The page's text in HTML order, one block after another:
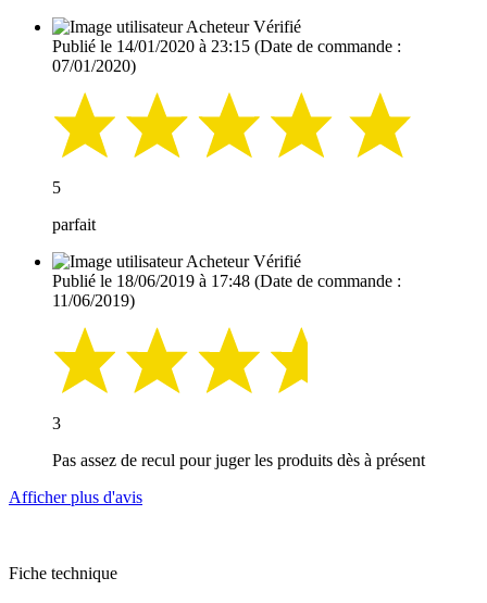
Acheteur Vérifié
Publié le 14/01/2020 à 23:15 (Date de commande :
07/01/2020)
5
parfait
Acheteur Vérifié
Publié le 18/06/2019 à 17:48 (Date de commande :
11/06/2019)
3
Pas assez de recul pour juger les produits dès à présent
Afficher plus d'avis
Fiche technique